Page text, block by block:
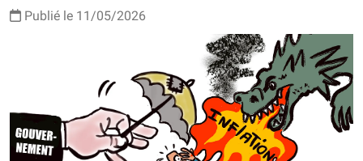
Publié le 11/05/2026